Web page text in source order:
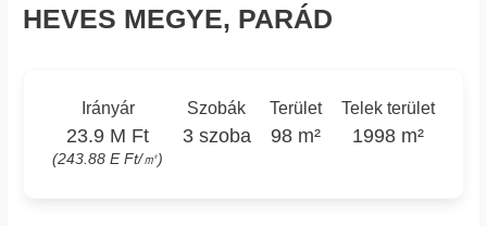
HEVES MEGYE, PARÁD
Irányár
23.9 M Ft
(243.88 E Ft/㎡)
Szobák
3 szoba
Terület
98 m²
Telek terület
1998 m²